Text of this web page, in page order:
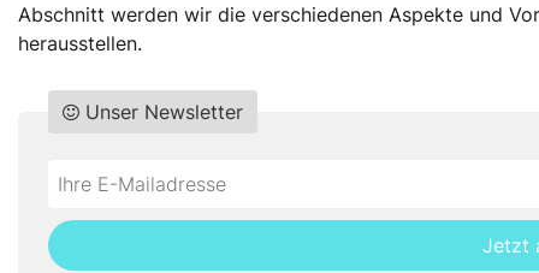
Abschnitt werden wir die verschiedenen Aspekte und
herausstellen.
Do
fill
this
Unser Newsletter
*Ihre
Mailadresse:
Jetzt